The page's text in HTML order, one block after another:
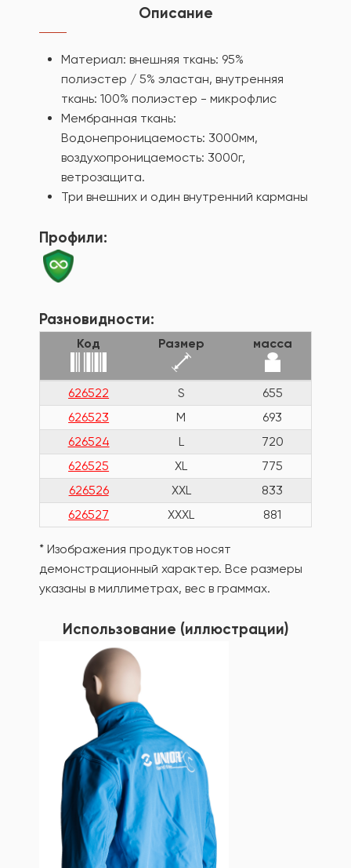
Описание
Материал: внешняя ткань: 95%
полиэстер / 5% эластан, внутренняя
ткань: 100% полиэстер - микрофлис
Мембранная ткань:
Водонепроницаемость: 3000мм,
воздухопроницаемость: 3000г,
ветрозащита.
Три внешних и один внутренний карманы
Профили:
Разновидности:
Код Размер масса
626522 S
655
626523
M
693
626524
L
720
626525
XL
775
626526
XXL
833
626527
XXXL 881
* Изображения продуктов носят
демонстрационный характер. Все размеры
указаны в миллиметрах, вес в граммах.
Использование (иллюстрации)